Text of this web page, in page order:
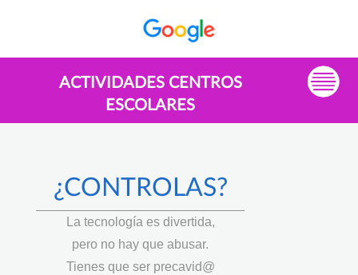
ACTIVIDADES CENTROS
ESCOLARES
¿CONTROLAS?
La tecnología es divertida,
pero no hay que abusar.
Tienes que ser precavid@